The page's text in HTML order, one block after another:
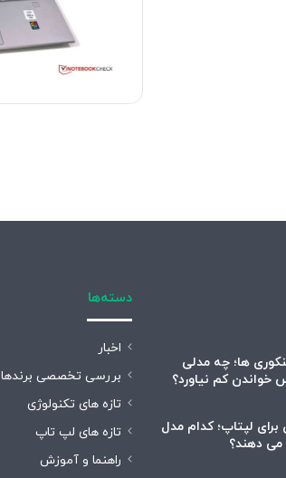
ها؛ چه مدلی
خواندن کم نیاورد؟
لپتاپ؛ کدام مدل
دسته‌ها
اخبار
بررسی تخصصی برندها
تازه های تکنولوژی
تازه های لپ تاپ
راهنما و آموزش